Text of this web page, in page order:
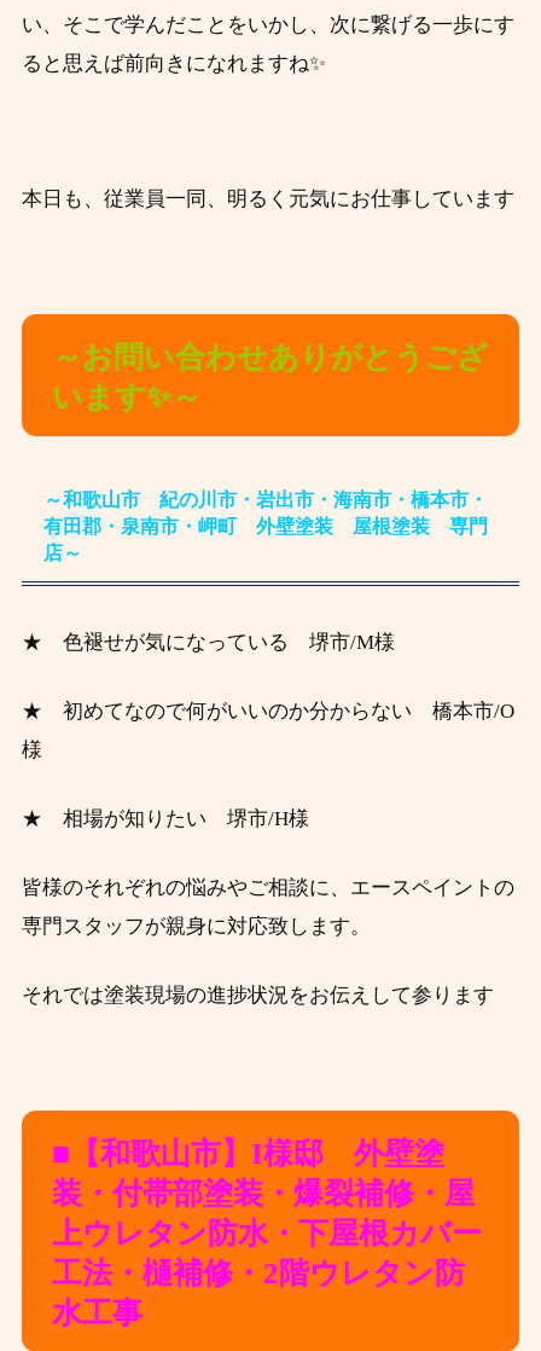
い、そこで学んだことをいかし、次に繋げる一歩にす
ると思えば前向きになれますね✨
本日も、従業員一同、明るく元気にお仕事しています
～お問い合わせありがとうござ
います✨～
～和歌山市 紀の川市・岩出市・海南市・橋本市・
有田郡・泉南市・岬町 外壁塗装 屋根塗装 専門
店～
★ 色褪せが気になっている 堺市/M様
★ 初めてなので何がいいのか分からない 橋本市/O
様
★ 相場が知りたい 堺市/H様
皆様のそれぞれの悩みやご相談に、エースペイントの
専門スタッフが親身に対応致します。
それでは塗装現場の進捗状況をお伝えして参ります
■【和歌山市】I様邸 外壁塗
装・付帯部塗装・爆裂補修・屋
上ウレタン防水・下屋根カバー
工法・樋補修・2階ウレタン防
水工事